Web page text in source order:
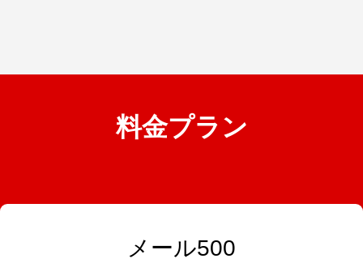
料金プラン
メール500